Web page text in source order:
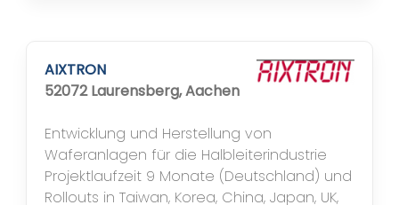
AIXTRON
52072 Laurensberg, Aachen
Entwicklung und Herstellung von
Waferanlagen für die Halbleiterindustrie
Projektlaufzeit 9 Monate (Deutschland) und
Rollouts in Taiwan, Korea, China, Japan, UK,